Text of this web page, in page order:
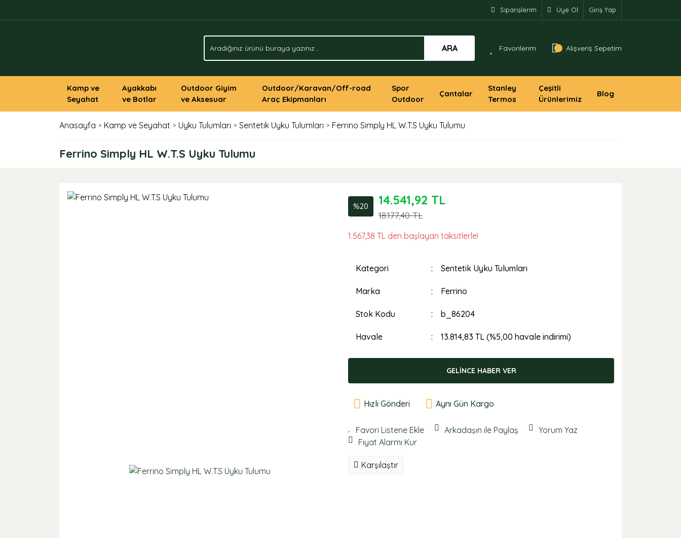
Siparişlerim Üye Ol Giriş Yap
ARA Favorilerim Alışveriş Sepetim
Kamp ve
Seyahat
Ayakkabı
ve Botlar
Outdoor Giyim
ve Aksesuar
Outdoor/Karavan/Off-road
Araç Ekipmanları
Spor
Outdoor
Çantalar
Stanley
Termos
Çeşitli
Ürünlerimiz
Blog
Anasayfa Kamp ve Seyahat Uyku Tulumları Sentetik Uyku Tulumları Ferrino Simply HL W.T.S Uyku Tulumu
Ferrino Simply HL W.T.S Uyku Tulumu
%20 14.541,92 TL
18.177,40 TL
1.567,38 TL den başlayan taksitlerle!
Kategori Sentetik Uyku Tulumları
Marka Ferrino
Stok Kodu b_86204
Havale 13.814,83 TL (%5,00 havale indirimi)
GELİNCE HABER VER
Hızlı Gönderi Aynı Gün Kargo
Arkadaşın ile Paylaş
Yorum Yaz
Fiyat Alarmı Kur
Karşılaştır